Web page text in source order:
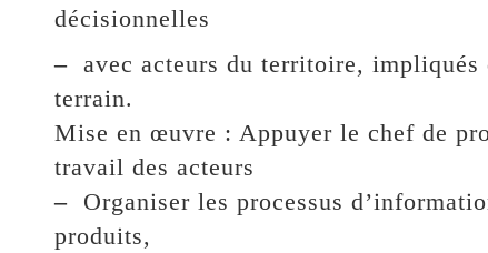
décisionnelles
–avec acteurs du territoire, impliqués
terrain.
Mise en œuvre : Appuyer le chef de
travail des acteurs
–Organiser les processus
produits,